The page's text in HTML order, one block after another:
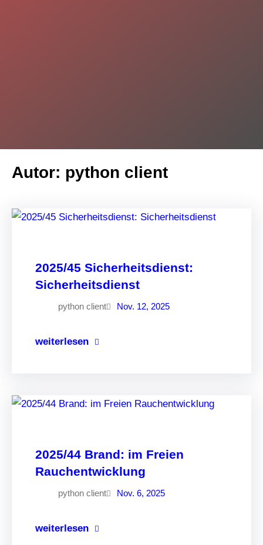
Autor: python client
2025/45 Sicherheitsdienst:
Sicherheitsdienst
python client Nov. 12, 2025
weiterlesen
2025/44 Brand: im Freien
Rauchentwicklung
python client Nov. 6, 2025
weiterlesen